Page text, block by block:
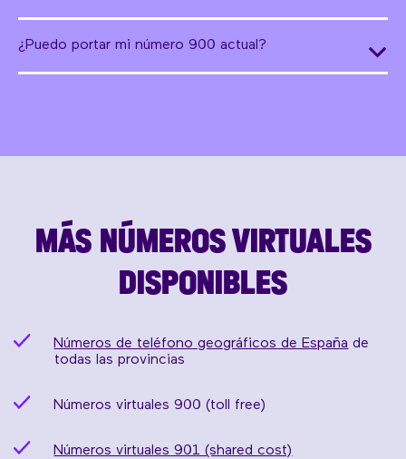
¿Puedo portar mi número 900 actual?
MÁS NÚMEROS VIRTUALES
DISPONIBLES
Números de teléfono geográficos de España de
todas las provincias
Números virtuales 900 (toll free)
Números virtuales 901 (shared cost)